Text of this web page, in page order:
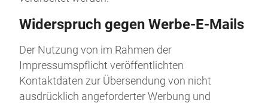
Widerspruch gegen Werbe-E-Mails
Der Nutzung von im Rahmen der
Impressumspflicht veröffentlichten
Kontaktdaten zur Übersendung von nicht
ausdrücklich angeforderter Werbung und